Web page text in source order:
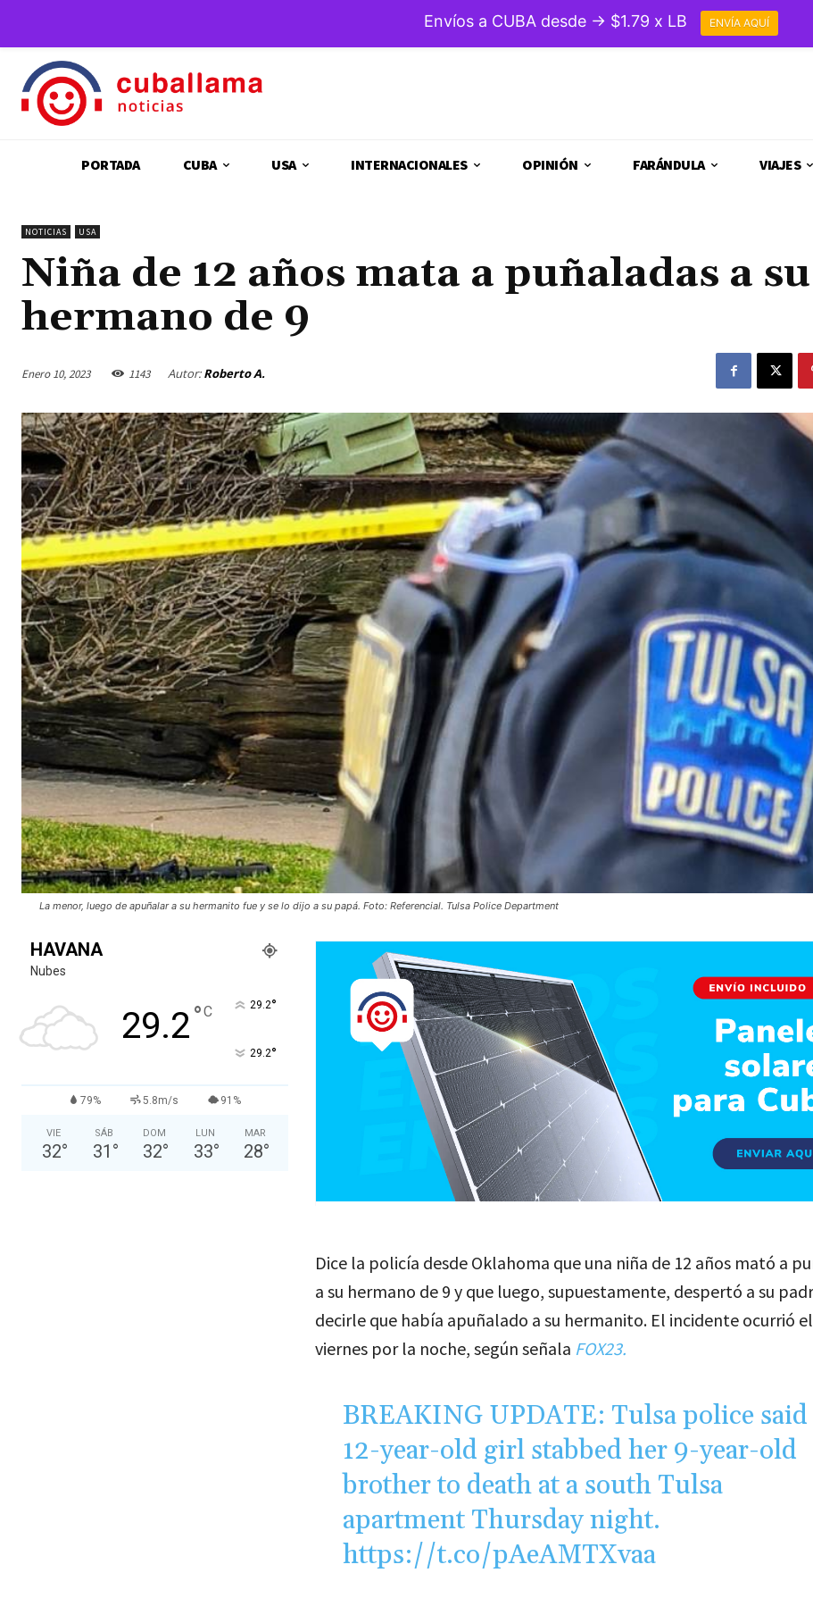
PORTADA CUBA USA INTERNACIONALES OPINIÓN FARÁNDULA VIAJES
NOTICIAS USA
Niña de 12 años mata a puñaladas a su
hermano de 9
Enero 10, 2023 1143 Autor: Roberto A.
La menor, luego de apuñalar a su hermanito fue y se lo dijo a su papá. Foto: Referencial. Tulsa Police Department
HAVANA
Nubes
29.2°C 29.2°
29.2°
79% 5.8m/s 91%
VIE
32°
SÁB
31 °
DOM
32°
LUN
33°
MAR
28°
Dice la policía desde Oklahoma que una niña de 12 años mató a
a su hermano de 9 y que luego, supuestamente, despertó a su
decirle que había apuñalado a su hermanito. El incidente ocurrió
viernes por la noche, según señala FOX23.
BREAKING UPDATE: Tulsa police said
12-year-old girl stabbed her 9-year-old
brother to death at a south Tulsa
apartment Thursday night.
https://t.co/pAeAMTXvaa
Envíos a CUBA desde → $1.79 x LB ENVÍA AQUÍ